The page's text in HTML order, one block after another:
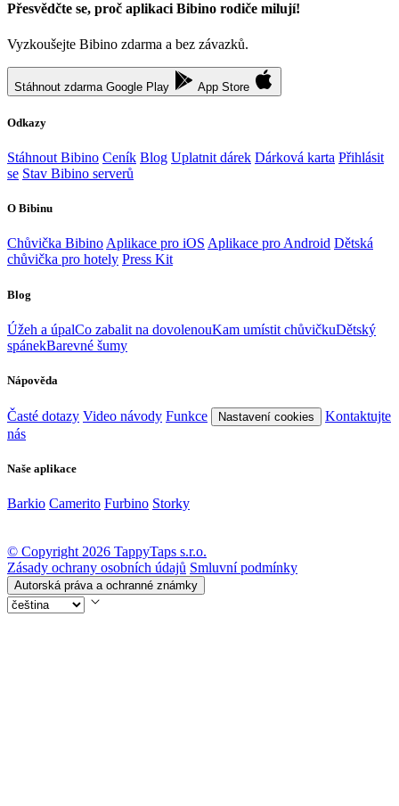
Přesvědčte se, proč aplikaci Bibino rodiče milují!
Vyzkoušejte Bibino zdarma a bez závazků.
Stáhnout zdarma Google Play App Store
Odkazy
Stáhnout Bibino Ceník Blog Uplatnit dárek Dárková karta Přihlásit
se Stav Bibino serverů
O Bibinu
Chůvička BibinoAplikace pro iOS Aplikace pro Android Dětská
chůvička pro hotely Press Kit
Blog
Úžeh a úpalCo zabalit na dovolenouKam umístit chůvičkuDětský
spánekBarevné šumy
Nápověda
Časté dotazy Video návody Funkce Nastavení cookies
Kontaktujte
nás
Naše aplikace
Barkio Camerito Furbino Storky
© Copyright 2026 TappyTaps s.r.o.
Zásady ochrany osobních údajů Smluvní podmínky
Autorská práva a ochranné známky